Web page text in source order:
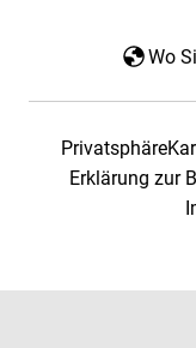
Wo
Privatsphäre
Erklärung zur